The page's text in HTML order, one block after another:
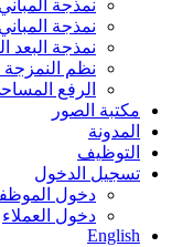
نمذجة
نمذجة
نمذجة البعد
نظم النمزجة
الرفع
مكتبة الصور
المدونة
التوظيف
تسجيل الدخول
دخول
دخول العملاء
English